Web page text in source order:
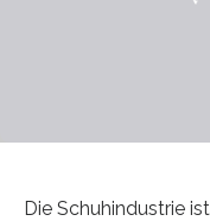
Die Schuhindustrie